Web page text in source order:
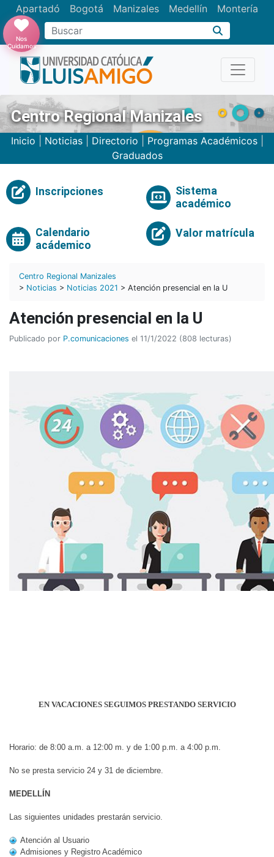
Apartadó Bogotá Manizales Medellín Montería
Nos
Cuidamos
Centro Regional Manizales
Inicio Noticias| Directorio Programas Académicos|
Graduados
Inscripciones
Sistema
académico
Calendario
acádemico
Valor matrícula
Centro Regional Manizales
> Noticias > Noticias 2021 > Atención presencial en la U
Atención presencial en la U
Publicado por P.comunicaciones el 11/1/2022 (808 lecturas)
EN VACACIONES SEGUIMOS PRESTANDO SERVICIO
Horario: de 8:00 a.m. a 12:00 m. y de 1:00 p.m. a 4:00 p.m.
No se presta servicio 24 y 31 de diciembre.
MEDELLÍN
Las siguientes unidades prestarán servicio.
Atención al Usuario
Admisiones y Registro Académico